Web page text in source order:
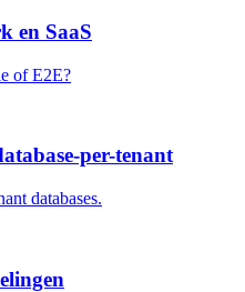
en SaaS
of E2E?
per-tenant
databases.